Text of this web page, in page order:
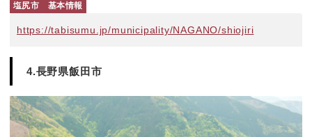
塩尻市　基本情報
https://tabisumu.jp/municipality/NAGANO/shiojiri
4.長野県飯田市